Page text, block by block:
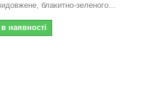
блакитно-зеленого...
наявності